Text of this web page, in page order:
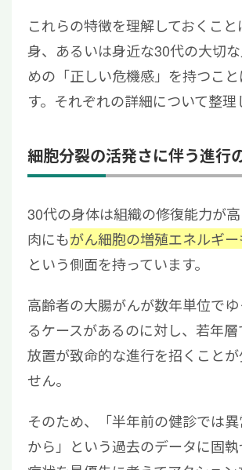
これらの特徴を理解しておくこ
身、あるいは身近な30代の大切
めの「正しい危機感」を持つこ
す。それぞれの詳細について整理
細胞分裂の活発さに伴う進行
30代の身体は組織の修復能力が
肉にもがん細胞の増殖エネルギ
という側面を持っています。
高齢者の大腸がんが数年単位で
るケースがあるのに対し、若年
放置が致命的な進行を招くこと
せん。
そのため、「半年前の健診では
から」という過去のデータに固